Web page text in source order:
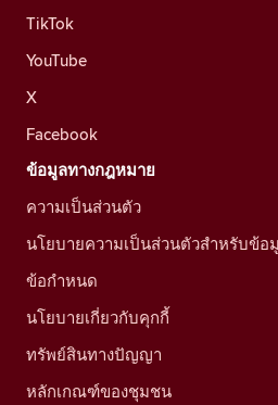
TikTok
YouTube
X
Facebook
ข้อมูลทางกฎหมาย
ความเป็นส่วนตัว
นโยบายความเป็นส่วนตัวสำหรับข้
ข้อกำหนด
นโยบายเกี่ยวกับคุกกี้
ทรัพย์สินทางปัญญา
หลักเกณฑ์ของชุมชน